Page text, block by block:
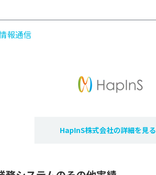
報通信
HapInS株式会社の詳細を見る